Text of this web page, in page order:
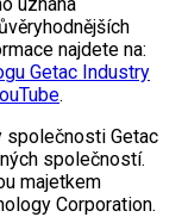
najdete na:
Getac Industry
.
společnosti Getac
společností.
majetkem
Corporation.